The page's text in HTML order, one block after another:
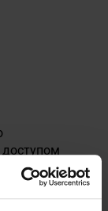
доступом
за
на легку